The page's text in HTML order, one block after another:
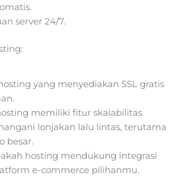
server 24/7.
yang menyediakan SSL gratis
memiliki fitur skalabilitas
lonjakan lalu lintas, terutama
besar.
hosting mendukung integrasi
e-commerce pilihanmu.